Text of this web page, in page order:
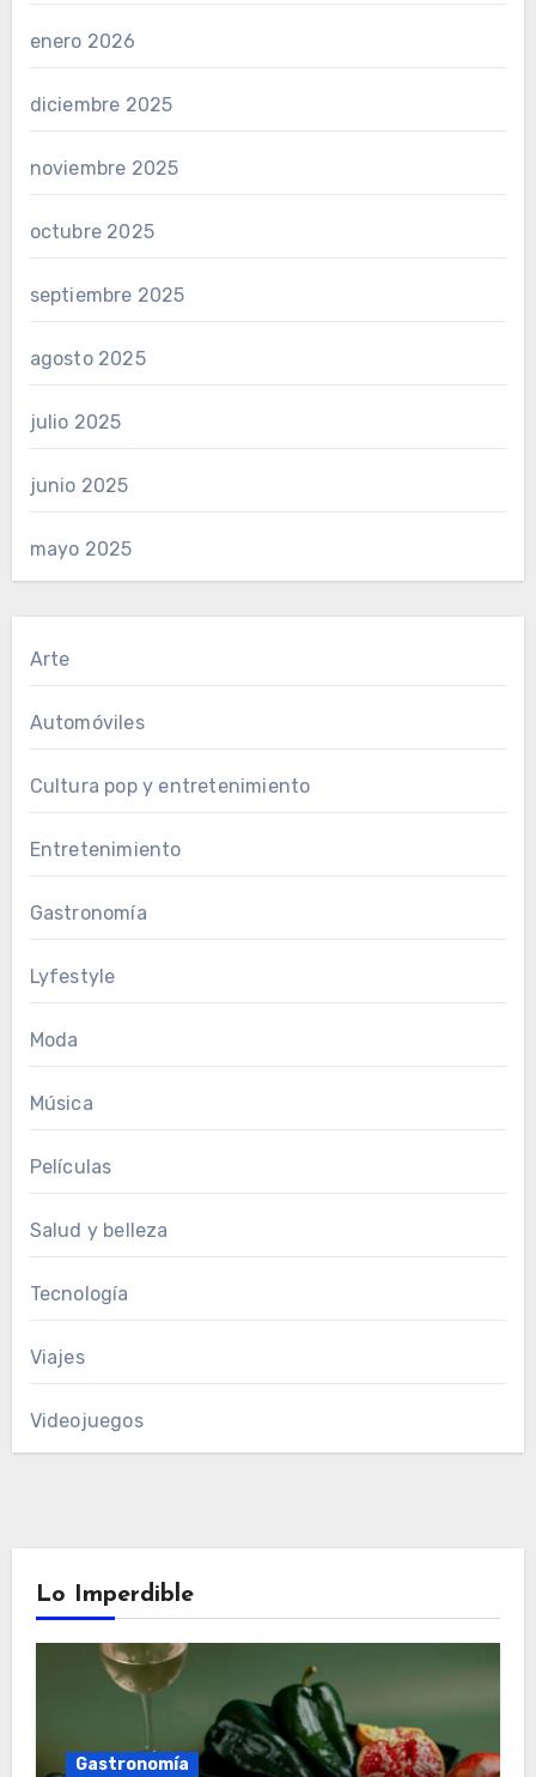
enero 2026
diciembre 2025
noviembre 2025
octubre 2025
septiembre 2025
agosto 2025
julio 2025
junio 2025
mayo 2025
Arte
Automóviles
Cultura pop y entretenimiento
Entretenimiento
Gastronomía
Lyfestyle
Moda
Música
Películas
Salud y belleza
Tecnología
Viajes
Videojuegos
Lo Imperdible
Gastronomía